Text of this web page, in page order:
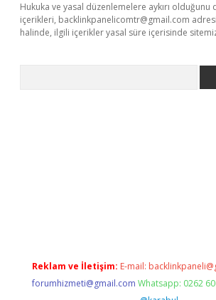
Hukuka ve yasal düzenlemelere aykırı olduğunu
içerikleri, backlinkpanelicomtr@gmail.com
halinde, ilgili içerikler yasal süre içerisinde
Reklam ve İletişim: E-mail:
forumhizmeti@gmail.com Whatsapp: 0262